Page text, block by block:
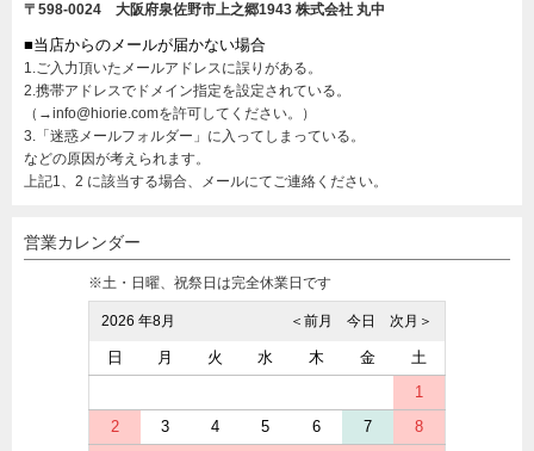
〒598-0024 大阪府泉佐野市上之郷1943 株式会社 丸中
■当店からのメールが届かない場合
1.ご入力頂いたメールアドレスに誤りがある。
2.携帯アドレスでドメイン指定を設定されている。
（→info@hiorie.comを許可してください。）
3.「迷惑メールフォルダー」に入ってしまっている。
などの原因が考えられます。
上記1、2 に該当する場合、メールにてご連絡ください。
営業カレンダー
※土・日曜、祝祭日は完全休業日です
2026 年8月 次月＞
今日
＜前月
日 月 火 水 木 金
土
1
2
3 4 5 6 7
8